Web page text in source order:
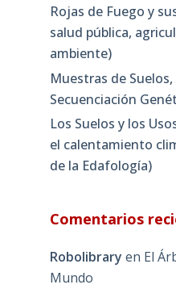
Rojas de Fuego y
salud pública,
ambiente)
Muestras de
Secuenciación
Los Suelos y los
el calentamiento
de la Edafología)
Comentarios
Robolibrary en El
Mundo